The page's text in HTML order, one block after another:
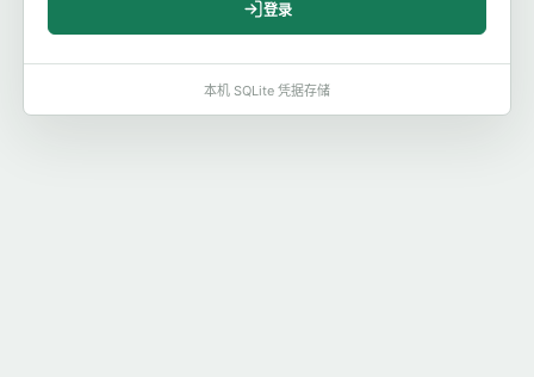
登录
本机 SQLite 凭据存储